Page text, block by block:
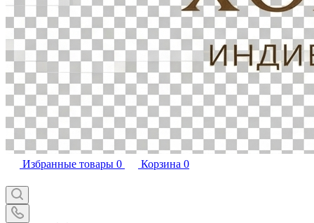
Избранные товары 0 Корзина 0